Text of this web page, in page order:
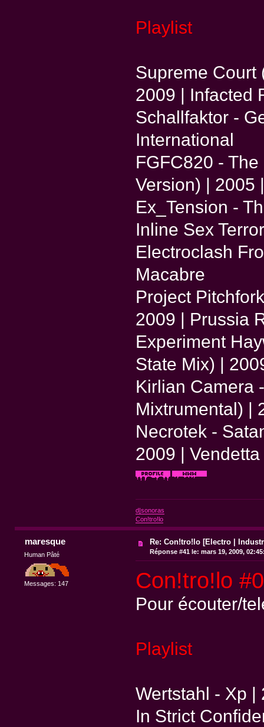
Playlist
Supreme Court
2009 | Infacted
Schallfaktor -
International
FGFC820 -
Version) | 2005
Ex_Tension -
Inline Sex
Electroclash
Macabre
Project
2009 | Prussia
Experiment
State Mix) |
Kirlian Camera
Mixtrumental) |
Necrotek -
2009 |
d|sonoras
Con!tro!lo
maresque
Human Pâté
Messages: 147
Re: Con!tro!lo [Electro |
Réponse #41 le: mars 19, 2009,
Con!tro!lo
Pour écouter/
Playlist
Wertstahl - Xp |
In Strict